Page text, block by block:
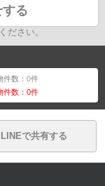
る
ださい。
件数：0件
件数：0件
LINEで共有する